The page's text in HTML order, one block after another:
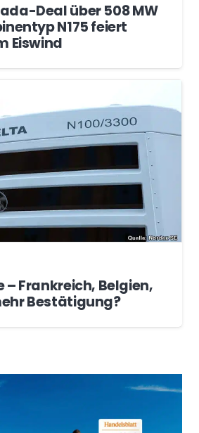
Deal über 508 MW
N175 feiert
Eiswind
– Frankreich, Belgien,
Bestätigung?